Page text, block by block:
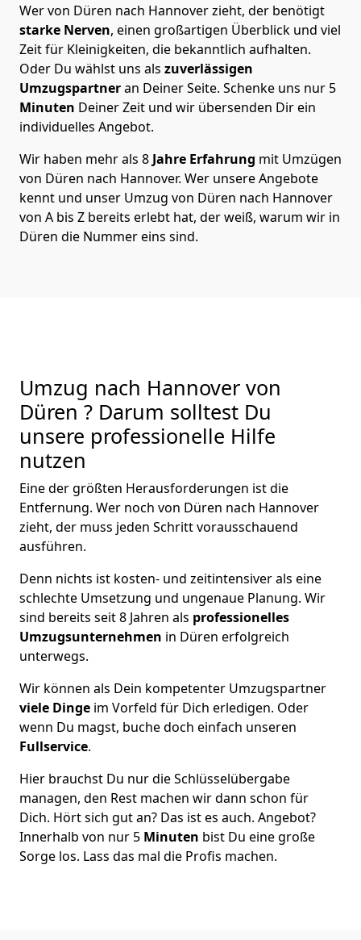
Wer von Düren nach Hannover zieht, der benötigt
starke Nerven, einen großartigen Überblick und viel
Zeit für Kleinigkeiten, die bekanntlich aufhalten.
Oder Du wählst uns als zuverlässigen
Umzugspartneran Deiner Seite. Schenke uns nur 5
Minuten Deiner Zeit und wir übersenden Dir ein
individuelles Angebot.
Wir haben mehr als 8 Jahre Erfahrung mit Umzügen
von Düren nach Hannover. Wer unsere Angebote
kennt und unser Umzug von Düren nach Hannover
von A bis Z bereits erlebt hat, der weiß, warum wir in
Düren die Nummer eins sind.
Umzug nach Hannover von
Düren ? Darum solltest Du
unsere professionelle Hilfe
nutzen
Eine der größten Herausforderungen ist die
Entfernung. Wer noch von Düren nach Hannover
zieht, der muss jeden Schritt vorausschauend
ausführen.
Denn nichts ist kosten- und zeitintensiver als eine
schlechte Umsetzung und ungenaue Planung. Wir
sind bereits seit 8 Jahren als professionelles
Umzugsunternehmen in Düren erfolgreich
unterwegs.
Wir können als Dein kompetenter Umzugspartner
viele Dinge im Vorfeld für Dich erledigen. Oder
wenn Du magst, buche doch einfach unseren
Fullservice.
Hier brauchst Du nur die Schlüsselübergabe
managen, den Rest machen wir dann schon für
Dich. Hört sich gut an? Das ist es auch. Angebot?
Innerhalb von nur 5 Minuten bist Du eine große
Sorge los. Lass das mal die Profis machen.